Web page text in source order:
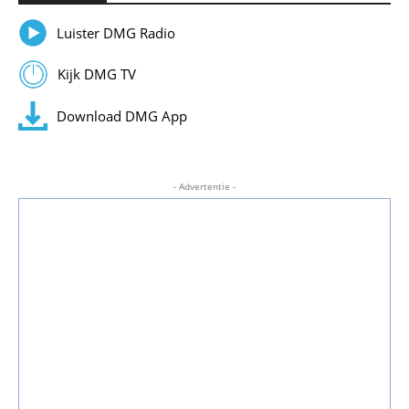
Luister DMG Radio
Kijk DMG TV
Download DMG App
- Advertentie -